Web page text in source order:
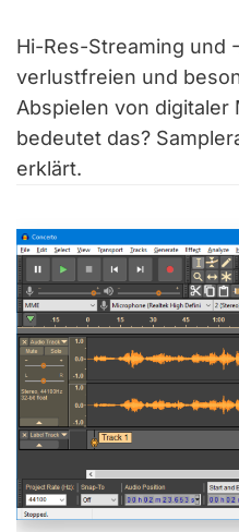
Hi-Res-Streaming und
verlustfreien und
Abspielen von digitaler
bedeutet das?
erklärt.